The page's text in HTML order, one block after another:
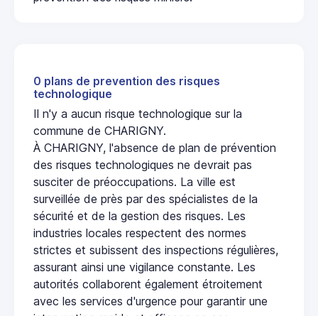
0 plans de prevention des risques
technologique
Il n'y a aucun risque technologique sur la
commune de CHARIGNY.
À CHARIGNY, l'absence de plan de prévention
des risques technologiques ne devrait pas
susciter de préoccupations. La ville est
surveillée de près par des spécialistes de la
sécurité et de la gestion des risques. Les
industries locales respectent des normes
strictes et subissent des inspections régulières,
assurant ainsi une vigilance constante. Les
autorités collaborent également étroitement
avec les services d'urgence pour garantir une